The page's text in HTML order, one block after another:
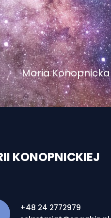
Maria Konopnicka
KONOPNICKIEJ
+48 24 2772979